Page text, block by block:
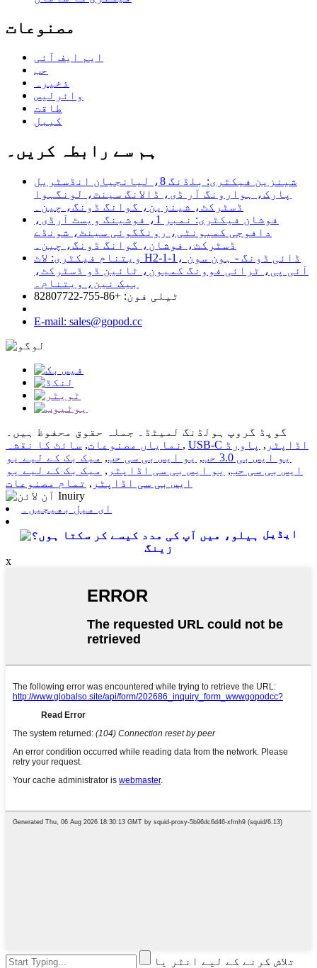
مصنوعات
ایم ایف آئی
حب
ذخیرہ
وائرلیس
طاقت
کیبل
ہم سے رابطہ کریں۔
شینزین فیکٹری: بلڈنگ 8، لیانجیان انڈسٹریل
پارک، ہوارونگ آر ڈی، ڈالانگ سینٹ، لونگہوا
ڈسٹرکٹ، شینزین، گوانگ ڈونگ، چین۔
فوشان فیکٹری: نمبر 1، فوشینگ ویسٹ آرڈی،
دافوجی کمیونٹی، رونگگوئی سینٹ، شونڈے
ڈسٹرکٹ، فوشان، گوانگ ڈونگ، چین۔
ویتنام فیکٹری: لاٹ H2-1-1، ڈائی ڈونگ - ہون سون
آئی پی، ٹرائی فوونگ کمیون، ٹائین ڈو ڈسٹرکٹ،
بیک نین، ویتنام۔
ٹیلی فون: +86-755-82807722
E-mail: sales@gopod.cc
گوپڈ گروپ ہولڈنگ لمیٹڈ۔ جملہ حقوق محفوظ ہیں۔
نمایاں مصنوعات, سائٹ کا نقشہ , USB-C اڈاپٹر , پاورڈ
یو ایس بی 3.0 حب
, یو ایس بی سی حب, میک بک کے لیے یو
ایس بی سی حب, یو ایس بی سی اڈاپٹر , میک بک کے لیے یو
ایس بی سی اڈاپٹر , تمام مصنوعات
ای میل بھیجیں۔
ایڈیل
زینگ
x
تلاش کرنے کے لیے انٹر یا